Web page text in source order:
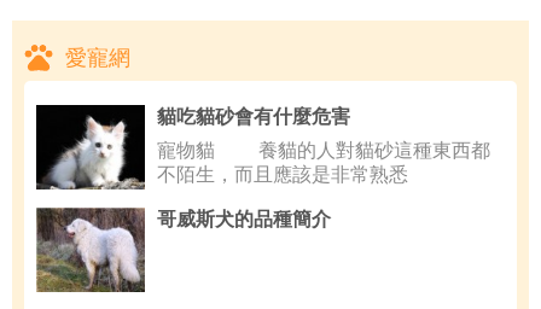
愛寵網
貓吃貓砂會有什麼危害
寵物貓 養貓的人對貓砂這種東西都
不陌生，而且應該是非常熟悉
哥威斯犬的品種簡介